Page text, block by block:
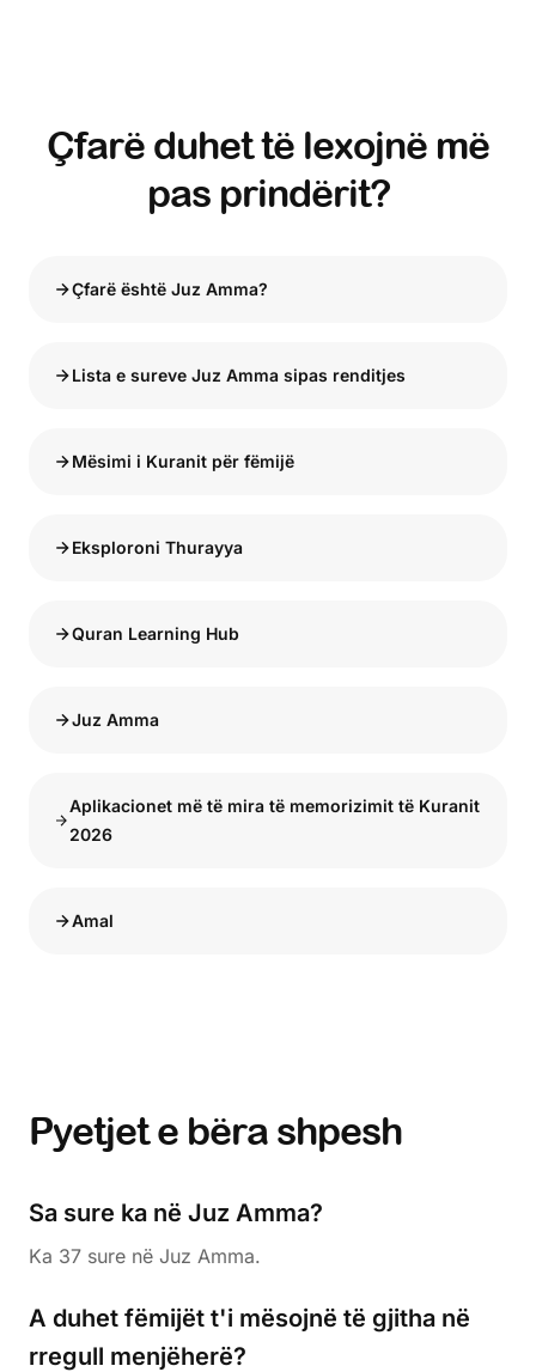
Çfarë duhet të lexojnë më
pas prindërit?
Çfarë është Juz Amma?
Lista e sureve Juz Amma sipas renditjes
Mësimi i Kuranit për fëmijë
Eksploroni Thurayya
Quran Learning Hub
Juz Amma
Aplikacionet më të mira të memorizimit të Kuranit
2026
Amal
Pyetjet e bëra shpesh
Sa sure ka në Juz Amma?
Ka 37 sure në Juz Amma.
A duhet fëmijët t'i mësojnë të gjitha në
rregull menjëherë?